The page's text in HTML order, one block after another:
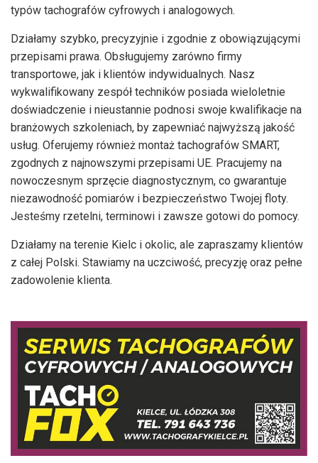
typów tachografów cyfrowych i analogowych.
Działamy szybko, precyzyjnie i zgodnie z obowiązującymi
przepisami prawa. Obsługujemy zarówno firmy
transportowe, jak i klientów indywidualnych. Nasz
wykwalifikowany zespół techników posiada wieloletnie
doświadczenie i nieustannie podnosi swoje kwalifikacje na
branżowych szkoleniach, by zapewniać najwyższą jakość
usług. Oferujemy również montaż tachografów SMART,
zgodnych z najnowszymi przepisami UE. Pracujemy na
nowoczesnym sprzęcie diagnostycznym, co gwarantuje
niezawodność pomiarów i bezpieczeństwo Twojej floty.
Jesteśmy rzetelni, terminowi i zawsze gotowi do pomocy.
Działamy na terenie Kielc i okolic, ale zapraszamy klientów
z całej Polski. Stawiamy na uczciwość, precyzję oraz pełne
zadowolenie klienta.